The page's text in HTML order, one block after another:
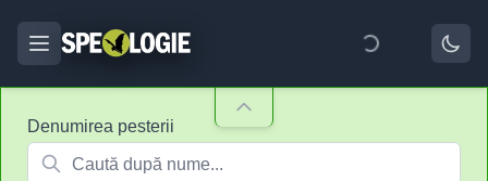
Denumirea pesterii